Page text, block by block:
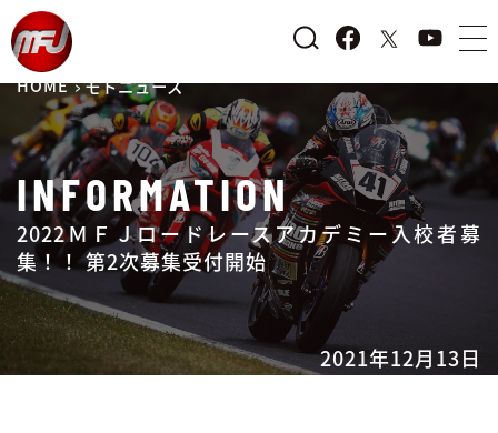
HOME モトニュース
INFORMATION
2022ＭＦＪロードレースアカデミー入校者募
集！！ 第2次募集受付開始
2021年12月13日